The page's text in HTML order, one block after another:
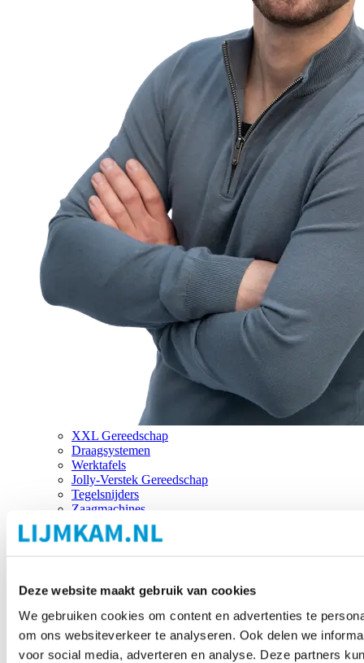
Deze website maakt gebruik van cookies
We gebruiken cookies om content en advertenties te
om ons websiteverkeer te analyseren. Ook delen we
voor social media, adverteren en analyse. Deze partners
XXL Gereedschap
Draagsystemen
Werktafels
Jolly-Verstek Gereedschap
Tegelsnijders
Zaagmachines
Merken